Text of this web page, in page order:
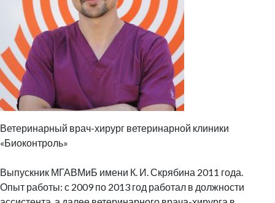
Ветеринарный врач-хирург ветеринарной клиники
«Биоконтроль»
Выпускник МГАВМиБ имени К. И. Скрябина 2011 года.
Опыт работы: с 2009 по 2013 год работал в должности